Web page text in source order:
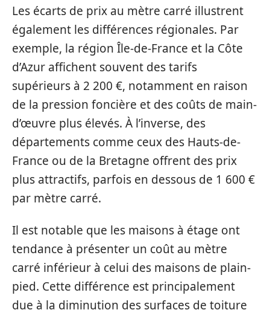
Les écarts de prix au mètre carré illustrent
également les différences régionales. Par
exemple, la région Île-de-France et la Côte
d’Azur affichent souvent des tarifs
supérieurs à 2 200 €, notamment en raison
de la pression foncière et des coûts de main-
d’œuvre plus élevés. À l’inverse, des
départements comme ceux des Hauts-de-
France ou de la Bretagne offrent des prix
plus attractifs, parfois en dessous de 1 600 €
par mètre carré.
Il est notable que les maisons à étage ont
tendance à présenter un coût au mètre
carré inférieur à celui des maisons de plain-
pied. Cette différence est principalement
due à la diminution des surfaces de toiture